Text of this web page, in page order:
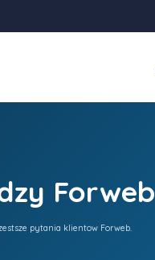
Forweb
pytania klientow Forweb.